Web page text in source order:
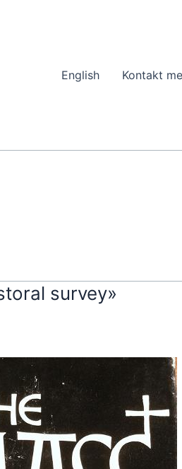
English Kontakt
survey»